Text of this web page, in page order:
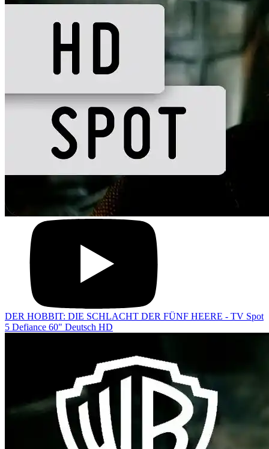
DER HOBBIT: DIE SCHLACHT DER FÜNF HEERE - TV Spot
5 Defiance 60" Deutsch HD